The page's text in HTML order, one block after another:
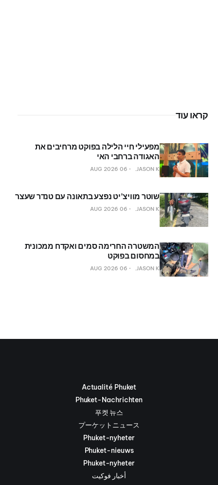
קראו עוד
מפעילי חיי הלילה בפוקט מרחיבים את
האגודה ברחבי האי
JASON K.
06 AUG 2026
שוטר מוויצ'יט נפצע בתאונה עם טנדר שעצר
JASON K.
06 AUG 2026
המשטרה החרימה סמים ואקדח ממכונית
במחסום בפוקט
JASON K.
06 AUG 2026
Actualité Phuket
Phuket-Nachrichten
푸켓 뉴스
プーケットニュース
Phuket-nyheter
Phuket-nieuws
Phuket-nyheter
أخبار فوكيت